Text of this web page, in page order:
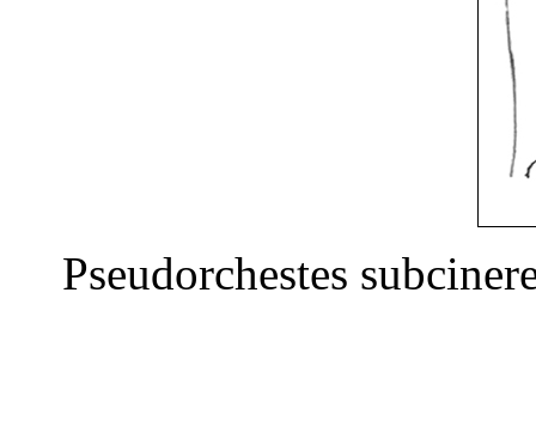
Pseudorchestes